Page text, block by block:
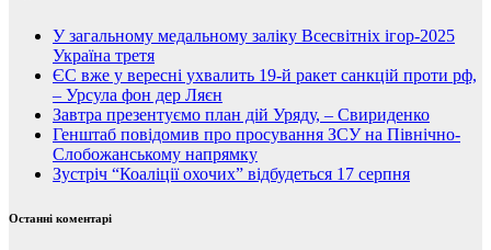
У загальному медальному заліку Всесвітніх ігор-2025
Україна третя
ЄС вже у вересні ухвалить 19-й ракет санкцій проти рф,
– Урсула фон дер Ляєн
Завтра презентуємо план дій Уряду, – Свириденко
Генштаб повідомив про просування ЗСУ на Північно-
Слобожанському напрямку
Зустріч “Коаліції охочих” відбудеться 17 серпня
Останні коментарі